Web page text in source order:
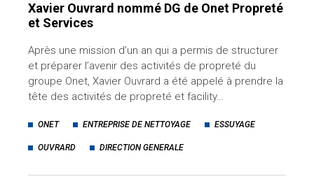
Xavier Ouvrard nommé DG de Onet Propreté
et Services
Après une mission d’un an qui a permis de structurer
et préparer l’avenir des activités de propreté du
groupe Onet, Xavier Ouvrard a été appelé à prendre la
tête des activités de propreté et facility…
ONET ENTREPRISE DE NETTOYAGE ESSUYAGE
OUVRARD DIRECTION GENERALE